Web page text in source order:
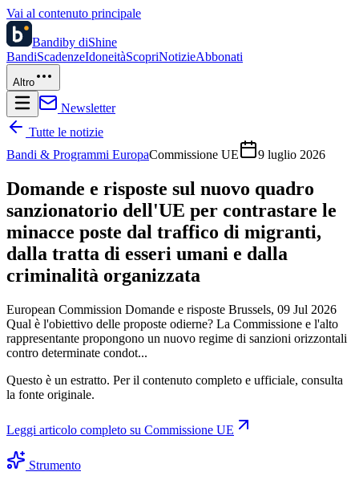
Vai al contenuto principale
Bandiby diShine
BandiScadenzeIdoneitàScopriNotizieAbbonati
Altro
Newsletter
Tutte le notizie
Bandi & Programmi EuropaCommissione UE 9 luglio 2026
Domande e risposte sul nuovo quadro
sanzionatorio dell'UE per contrastare le
minacce poste dal traffico di migranti,
dalla tratta di esseri umani e dalla
criminalità organizzata
European Commission Domande e risposte Brussels, 09 Jul 2026
Qual è l'obiettivo delle proposte odierne? La Commissione e l'alto
rappresentante propongono un nuovo regime di sanzioni orizzontali
contro determinate condot...
Questo è un estratto. Per il contenuto completo e ufficiale, consulta
la fonte originale.
Leggi articolo completo su Commissione UE
Strumento